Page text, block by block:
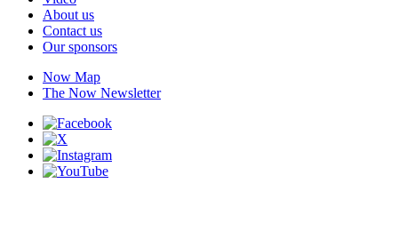
About us
Contact us
Our sponsors
Now Map
The Now Newsletter